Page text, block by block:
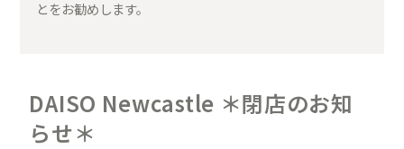
とをお勧めします。
DAISO Newcastle ＊閉店のお知
らせ＊